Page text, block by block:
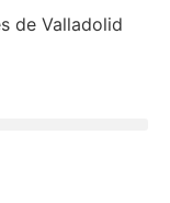
de Valladolid